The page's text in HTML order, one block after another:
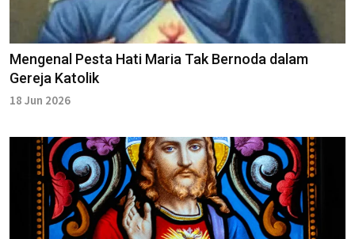
Mengenal Pesta Hati Maria Tak Bernoda dalam
Gereja Katolik
18 Jun 2026